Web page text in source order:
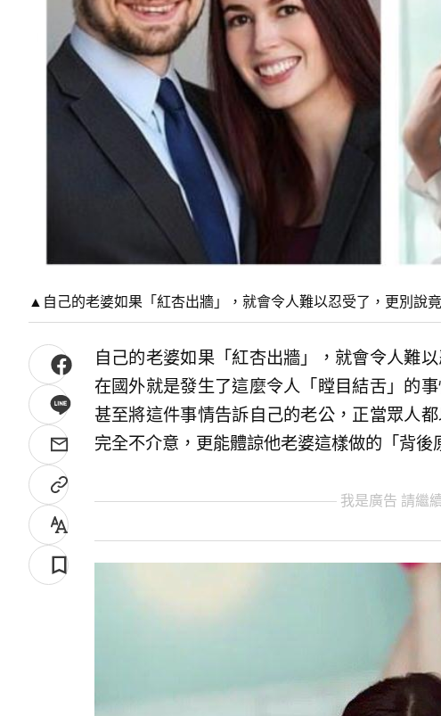
▲自己的老婆如果「紅杏出牆」，就會令人難以忍受了，更別說
自己的老婆如果「紅杏出牆」，就會令人難
在國外就是發生了這麼令人「瞠目結舌」的
甚至將這件事情告訴自己的老公，正當眾人
完全不介意，更能體諒他老婆這樣做的「背後
我是廣告 請繼